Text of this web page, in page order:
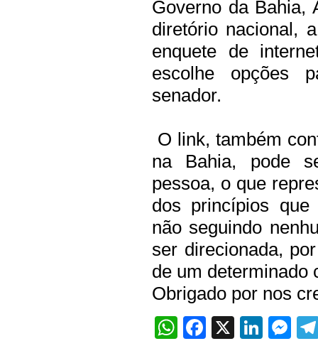
Governo da Bahia,
diretório nacional,
enquete de
escolhe opções
senador.
O link, também
na Bahia, pode
pessoa, o que
dos princípios
não seguindo
ser direcionada,
de um determinado
Obrigado por nos
WhatsApp
Facebook
X